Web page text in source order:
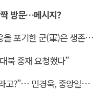
방문…메시지?
[박필규 안보칼럼] 즉각 대응을 포기한 군(軍)은 생존할 수 없다
북 중재 요청했다”
“자유와혁신이 극우정당이라고?”… 민경욱, 중앙일보 직격